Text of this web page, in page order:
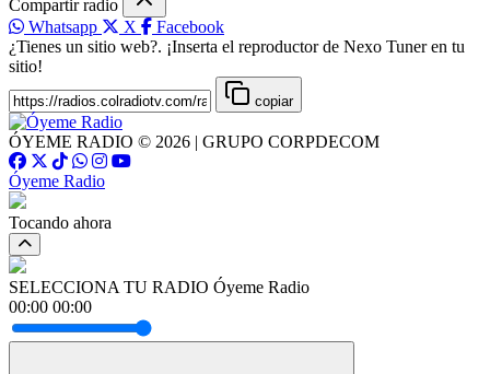
Compartir radio
Whatsapp
X
Facebook
¿Tienes un sitio web?. ¡Inserta el reproductor de Nexo Tuner en tu
sitio!
copiar
ÓYEME RADIO © 2026 | GRUPO CORPDECOM
Óyeme Radio
Tocando ahora
SELECCIONA TU RADIO Óyeme Radio
00:00 00:00